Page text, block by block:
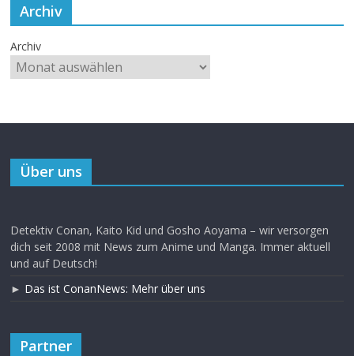
Archiv
Archiv
Über uns
Detektiv Conan, Kaito Kid und Gosho Aoyama – wir versorgen
dich seit 2008 mit News zum Anime und Manga. Immer aktuell
und auf Deutsch!
► Das ist ConanNews: Mehr über uns
Partner